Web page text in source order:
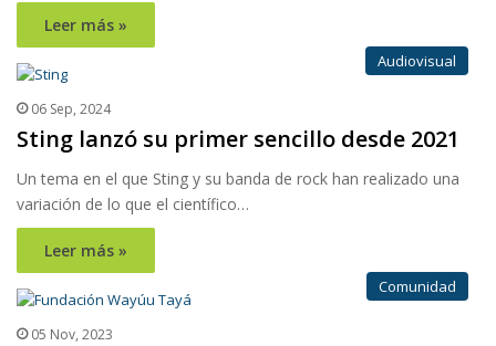
Leer más »
Audiovisual
06 Sep, 2024
Sting lanzó su primer sencillo desde 2021
Un tema en el que Sting y su banda de rock han realizado una
variación de lo que el científico…
Leer más »
Comunidad
05 Nov, 2023